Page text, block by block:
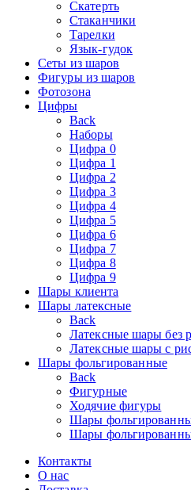
Скатерть
Стаканчики
Тарелки
Язык-гудок
Сеты из шаров
Фигуры из шаров
Фотозона
Цифры
Back
Наборы
Цифра 0
Цифра 1
Цифра 2
Цифра 3
Цифра 4
Цифра 5
Цифра 6
Цифра 7
Цифра 8
Цифра 9
Шары клиента
Шары латексные
Back
Латексные шары без
Латексные шары с
Шары фольгированные
Back
Фигурные
Ходячие фигуры
Шары
Шары
Контакты
О нас